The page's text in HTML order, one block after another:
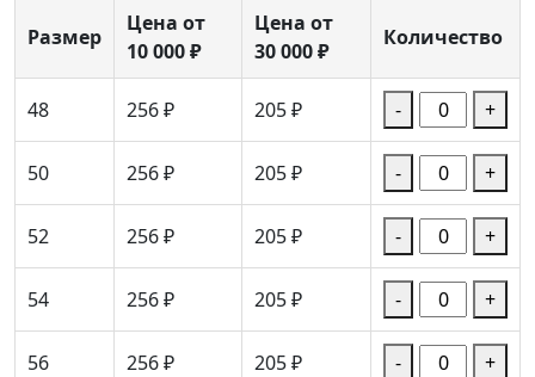
Размер
Цена от
10 000 ₽
Цена от
30 000 ₽
Количество
48 256 ₽ 205 ₽ - +
50 256 ₽ 205 ₽ - +
52 256 ₽ 205 ₽ - +
54 256 ₽ 205 ₽ - +
56 256 ₽ 205 ₽ - +